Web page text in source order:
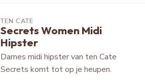
TEN CATE
Secrets Women Midi
Hipster
Dames midi hipster van ten Cate
Secrets komt tot op je heupen.